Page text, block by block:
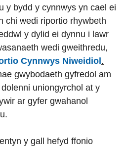
y bydd y cynnwys yn cael ei
chi wedi riportio rhywbeth
y dylid ei dynnu i lawr
wedi gweithredu,
Cynnwys Niweidiol .
gwybodaeth gyfredol am
uniongyrchol at y
ar gyfer gwahanol
y gall hefyd ffonio